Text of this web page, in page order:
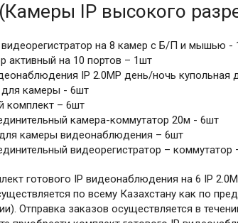
IP высокого
видеорегистратор на 8 камер с Б/П и мышью -
активный на 10 портов – 1шт
IP 2.0MP день/ночь
для камеры - 6шт
комплект – 6шт
камера-коммутатор 20м - 6шт
камеры видеонаблюдения – 6шт
видеорегистратор – коммутатор
готового IP видеонаблюдения на 6 IP
по всему Казахстану как по
Отправка заказов осуществляется в